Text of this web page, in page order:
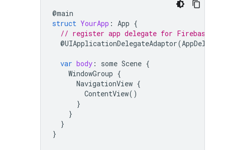
@main
struct YourApp : App {
// register app delegate for Firebase
@UIApplicationDelegateAdaptor(
var body : some Scene {
WindowGroup {
NavigationView {
ContentView()
}
}
}
}